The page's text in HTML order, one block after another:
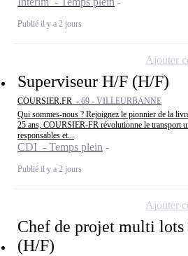
Publié il y a 2 jours
Superviseur H/F (H/F)
COURSIER.FR - 69 - VILLEURBANNE
Qui sommes-nous ? Rejoignez le pionnier de la
25 ans, COURSIER-FR révolutionne le transport
responsables et...
CDI - Temps plein
Publié il y a 2 jours
Ajouter
Chef de projet multi lots
(H/F)
Ajouter